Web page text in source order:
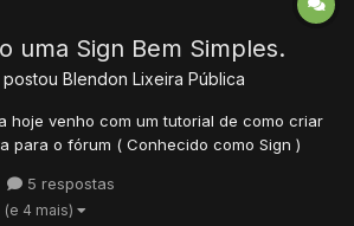
uma Sign Bem Simples.
Blendon Lixeira Pública
​hoje venho com um tutorial de como criar
para o fórum ( Conhecido como Sign )
em Arquivo>Novo ou Ctrl + N, Largura
mais usado para Sign ) Como n...
5 respostas
(e 4 mais)